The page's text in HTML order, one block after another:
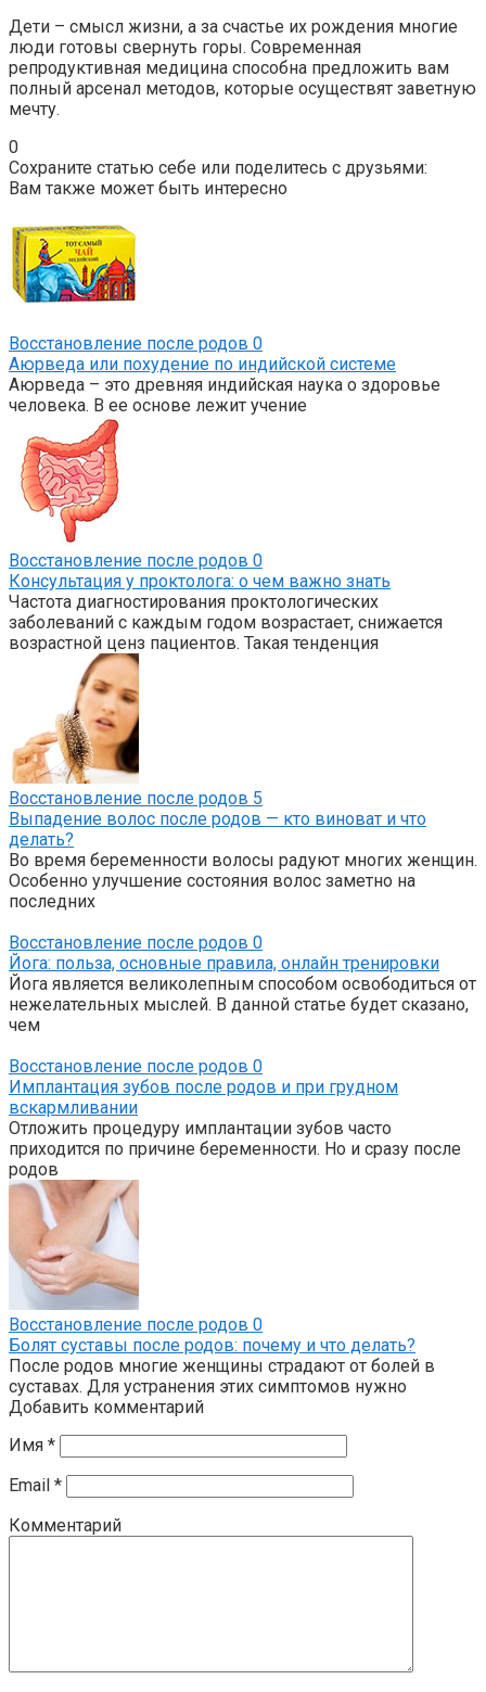
Дети – смысл жизни, а за счастье их рождения многие
люди готовы свернуть горы. Современная
репродуктивная медицина способна предложить вам
полный арсенал методов, которые осуществят заветную
мечту.
0
Сохраните статью себе или поделитесь с друзьями:
Вам также может быть интересно
Восстановление после родов 0
Аюрведа или похудение по индийской системе
Аюрведа – это древняя индийская наука о здоровье
человека. В ее основе лежит учение
Восстановление после родов 0
Консультация у проктолога: о чем важно знать
Частота диагностирования проктологических
заболеваний с каждым годом возрастает, снижается
возрастной ценз пациентов. Такая тенденция
Восстановление после родов 5
Выпадение волос после родов — кто виноват и что
делать?
Во время беременности волосы радуют многих женщин.
Особенно улучшение состояния волос заметно на
последних
Восстановление после родов 0
Йога: польза, основные правила, онлайн тренировки
Йога является великолепным способом освободиться от
нежелательных мыслей. В данной статье будет сказано,
чем
Восстановление после родов 0
Имплантация зубов после родов и при грудном
вскармливании
Отложить процедуру имплантации зубов часто
приходится по причине беременности. Но и сразу после
родов
Восстановление после родов 0
Болят суставы после родов: почему и что делать?
После родов многие женщины страдают от болей в
суставах. Для устранения этих симптомов нужно
Добавить комментарий
Имя *
Email *
Комментарий